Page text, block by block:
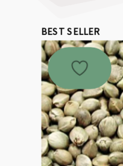
BEST SELLER